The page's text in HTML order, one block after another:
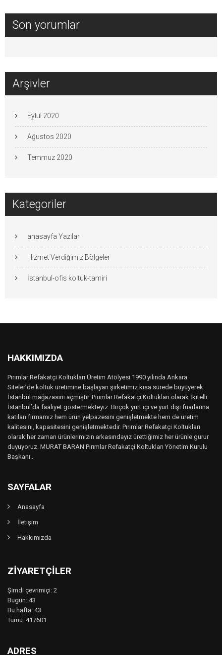
Son yorumlar
Arşivler
Eylül 2020
Ağustos 2020
Temmuz 2020
Kategoriler
anasayfa Yazılar
Hizmet Verdiğimiz Bölgeler
İstanbul-ofis koltuk-tamiri
HAKKIMIZDA
Pırımlar Refakatçi Koltukları Üretim Atölyesi 1990 yılında Ankara
Siteler’de koltuk üretimine başlayan şirketimiz kısa sürede büyüyerek
İstanbul mağazasını açmıştır. Pırımlar Refakatçi Koltukları olarak İkitelli
İstanbul’da faaliyet göstermekteyiz. Birçok yurt içi ve yurt dışı fuarlarına
katılan firmamız hem ürün yelpazesini genişletmekte hem de üretim
kalitesini, kapasitesini genişletmektedir. Pırımlar Refakatçi Koltukları
olarak her zaman ürünlerimizin arkasındayız ürettiğimiz her ürünle gurur
duyuyoruz. MURAT BARAN Pırımlar Refakatçi Koltukları Yönetim Kurulu
Başkanı..
SAYFALAR
Anasayfa
İletişim
Hakkımızda
ZIYARETÇILER
Şimdi çevrimiçi: 2
Bugün: 43
Bu hafta: 43
Tümü: 417601
ADRES